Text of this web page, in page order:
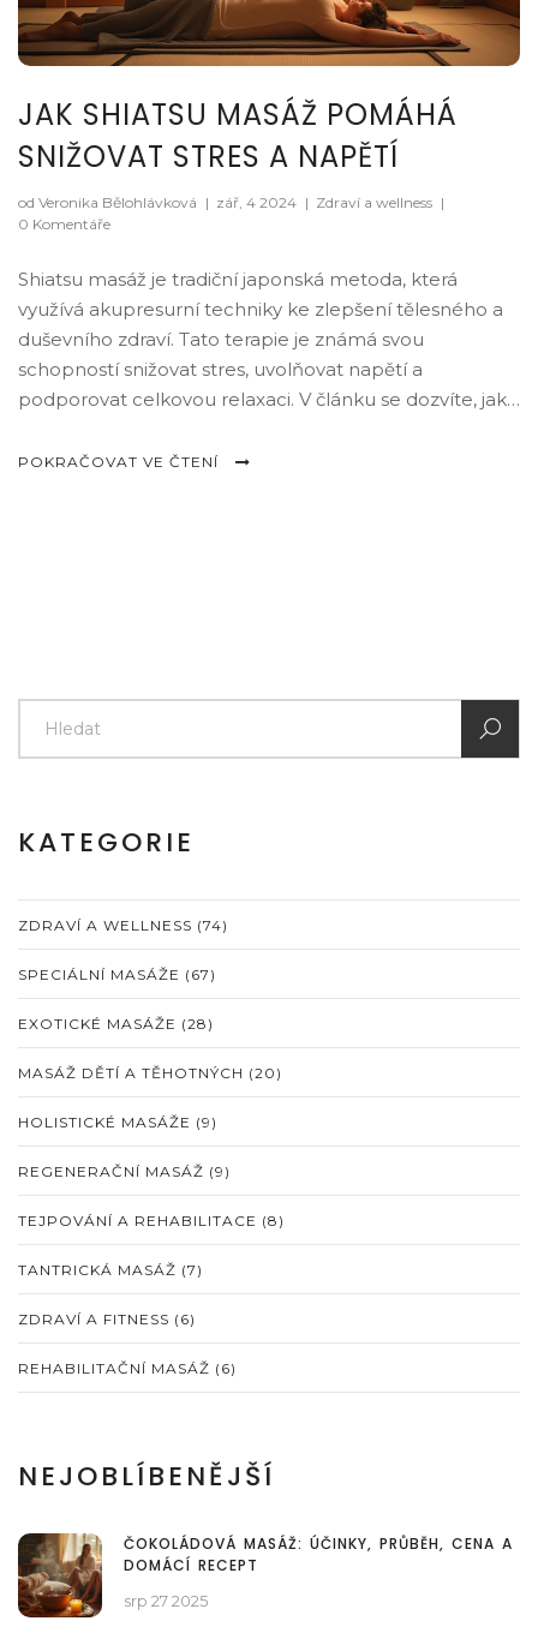
JAK SHIATSU MASÁŽ POMÁHÁ
SNIŽOVAT STRES A NAPĚTÍ
od Veronika Bělohlávková | zář, 4 2024 | Zdraví a wellness |
0 Komentáře
Shiatsu masáž je tradiční japonská metoda, která
využívá akupresurní techniky ke zlepšení tělesného a
duševního zdraví. Tato terapie je známá svou
schopností snižovat stres, uvolňovat napětí a
podporovat celkovou relaxaci. V článku se dozvíte, jak
můžete začlenit do svého každodenního života.
POKRAČOVAT VE ČTENÍ
KATEGORIE
ZDRAVÍ A WELLNESS (74)
SPECIÁLNÍ MASÁŽE (67)
EXOTICKÉ MASÁŽE (28)
MASÁŽ DĚTÍ A TĚHOTNÝCH (20)
HOLISTICKÉ MASÁŽE (9)
REGENERAČNÍ MASÁŽ (9)
TEJPOVÁNÍ A REHABILITACE (8)
TANTRICKÁ MASÁŽ (7)
ZDRAVÍ A FITNESS (6)
REHABILITAČNÍ MASÁŽ (6)
NEJOBLÍBENĚJŠÍ
ČOKOLÁDOVÁ MASÁŽ: ÚČINKY, PRŮBĚH, CENA A
DOMÁCÍ RECEPT
srp 27 2025